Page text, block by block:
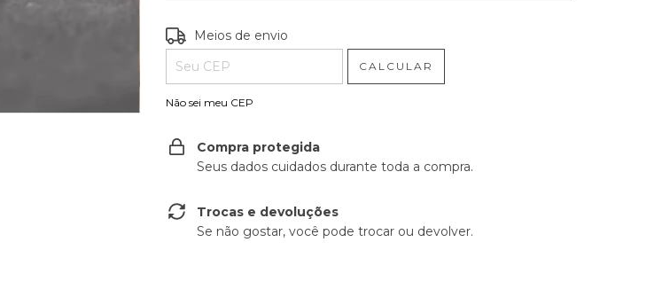
Entregas para o CEP:
Meios de envio
CALCULAR
Não sei meu CEP
Compra protegida
Seus dados cuidados durante toda a compra.
Trocas e devoluções
Se não gostar, você pode trocar ou devolver.